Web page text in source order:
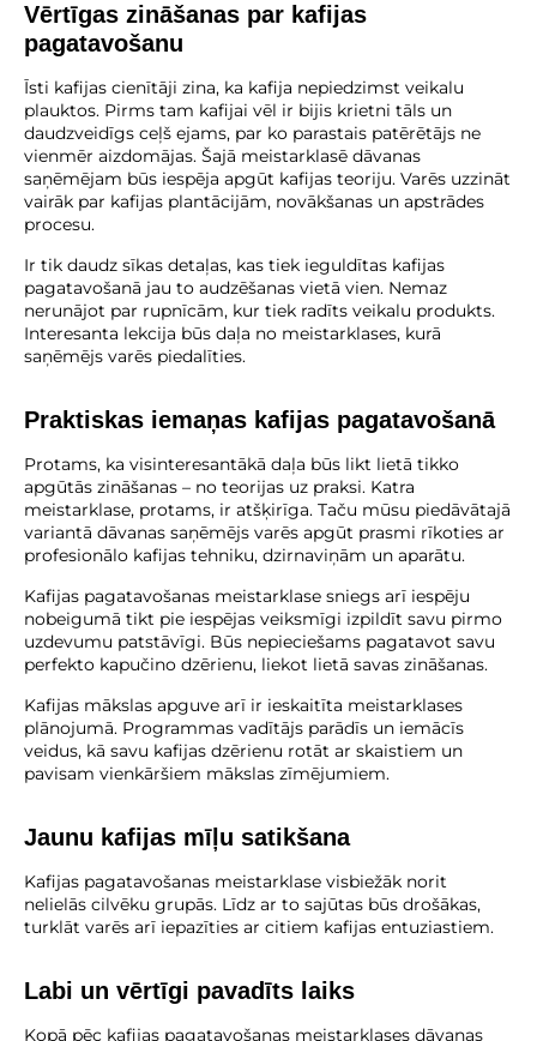
Vērtīgas zināšanas par kafijas
pagatavošanu
Īsti kafijas cienītāji zina, ka kafija nepiedzimst veikalu
plauktos. Pirms tam kafijai vēl ir bijis krietni tāls un
daudzveidīgs ceļš ejams, par ko parastais patērētājs ne
vienmēr aizdomājas. Šajā meistarklasē dāvanas
saņēmējam būs iespēja apgūt kafijas teoriju. Varēs uzzināt
vairāk par kafijas plantācijām, novākšanas un apstrādes
procesu.
Ir tik daudz sīkas detaļas, kas tiek ieguldītas kafijas
pagatavošanā jau to audzēšanas vietā vien. Nemaz
nerunājot par rupnīcām, kur tiek radīts veikalu produkts.
Interesanta lekcija būs daļa no meistarklases, kurā
saņēmējs varēs piedalīties.
Praktiskas iemaņas kafijas pagatavošanā
Protams, ka visinteresantākā daļa būs likt lietā tikko
apgūtās zināšanas – no teorijas uz praksi. Katra
meistarklase, protams, ir atšķirīga. Taču mūsu piedāvātajā
variantā dāvanas saņēmējs varēs apgūt prasmi rīkoties ar
profesionālo kafijas tehniku, dzirnaviņām un aparātu.
Kafijas pagatavošanas meistarklase sniegs arī iespēju
nobeigumā tikt pie iespējas veiksmīgi izpildīt savu pirmo
uzdevumu patstāvīgi. Būs nepieciešams pagatavot savu
perfekto kapučino dzērienu, liekot lietā savas zināšanas.
Kafijas mākslas apguve arī ir ieskaitīta meistarklases
plānojumā. Programmas vadītājs parādīs un iemācīs
veidus, kā savu kafijas dzērienu rotāt ar skaistiem un
pavisam vienkāršiem mākslas zīmējumiem.
Jaunu kafijas mīļu satikšana
Kafijas pagatavošanas meistarklase visbiežāk norit
nelielās cilvēku grupās. Līdz ar to sajūtas būs drošākas,
turklāt varēs arī iepazīties ar citiem kafijas entuziastiem.
Labi un vērtīgi pavadīts laiks
Kopā pēc kafijas pagatavošanas meistarklases dāvanas